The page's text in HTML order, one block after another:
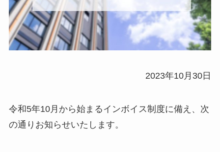
2023年10月30日
令和5年10月から始まるインボイス制度に備え、次
の通りお知らせいたします。